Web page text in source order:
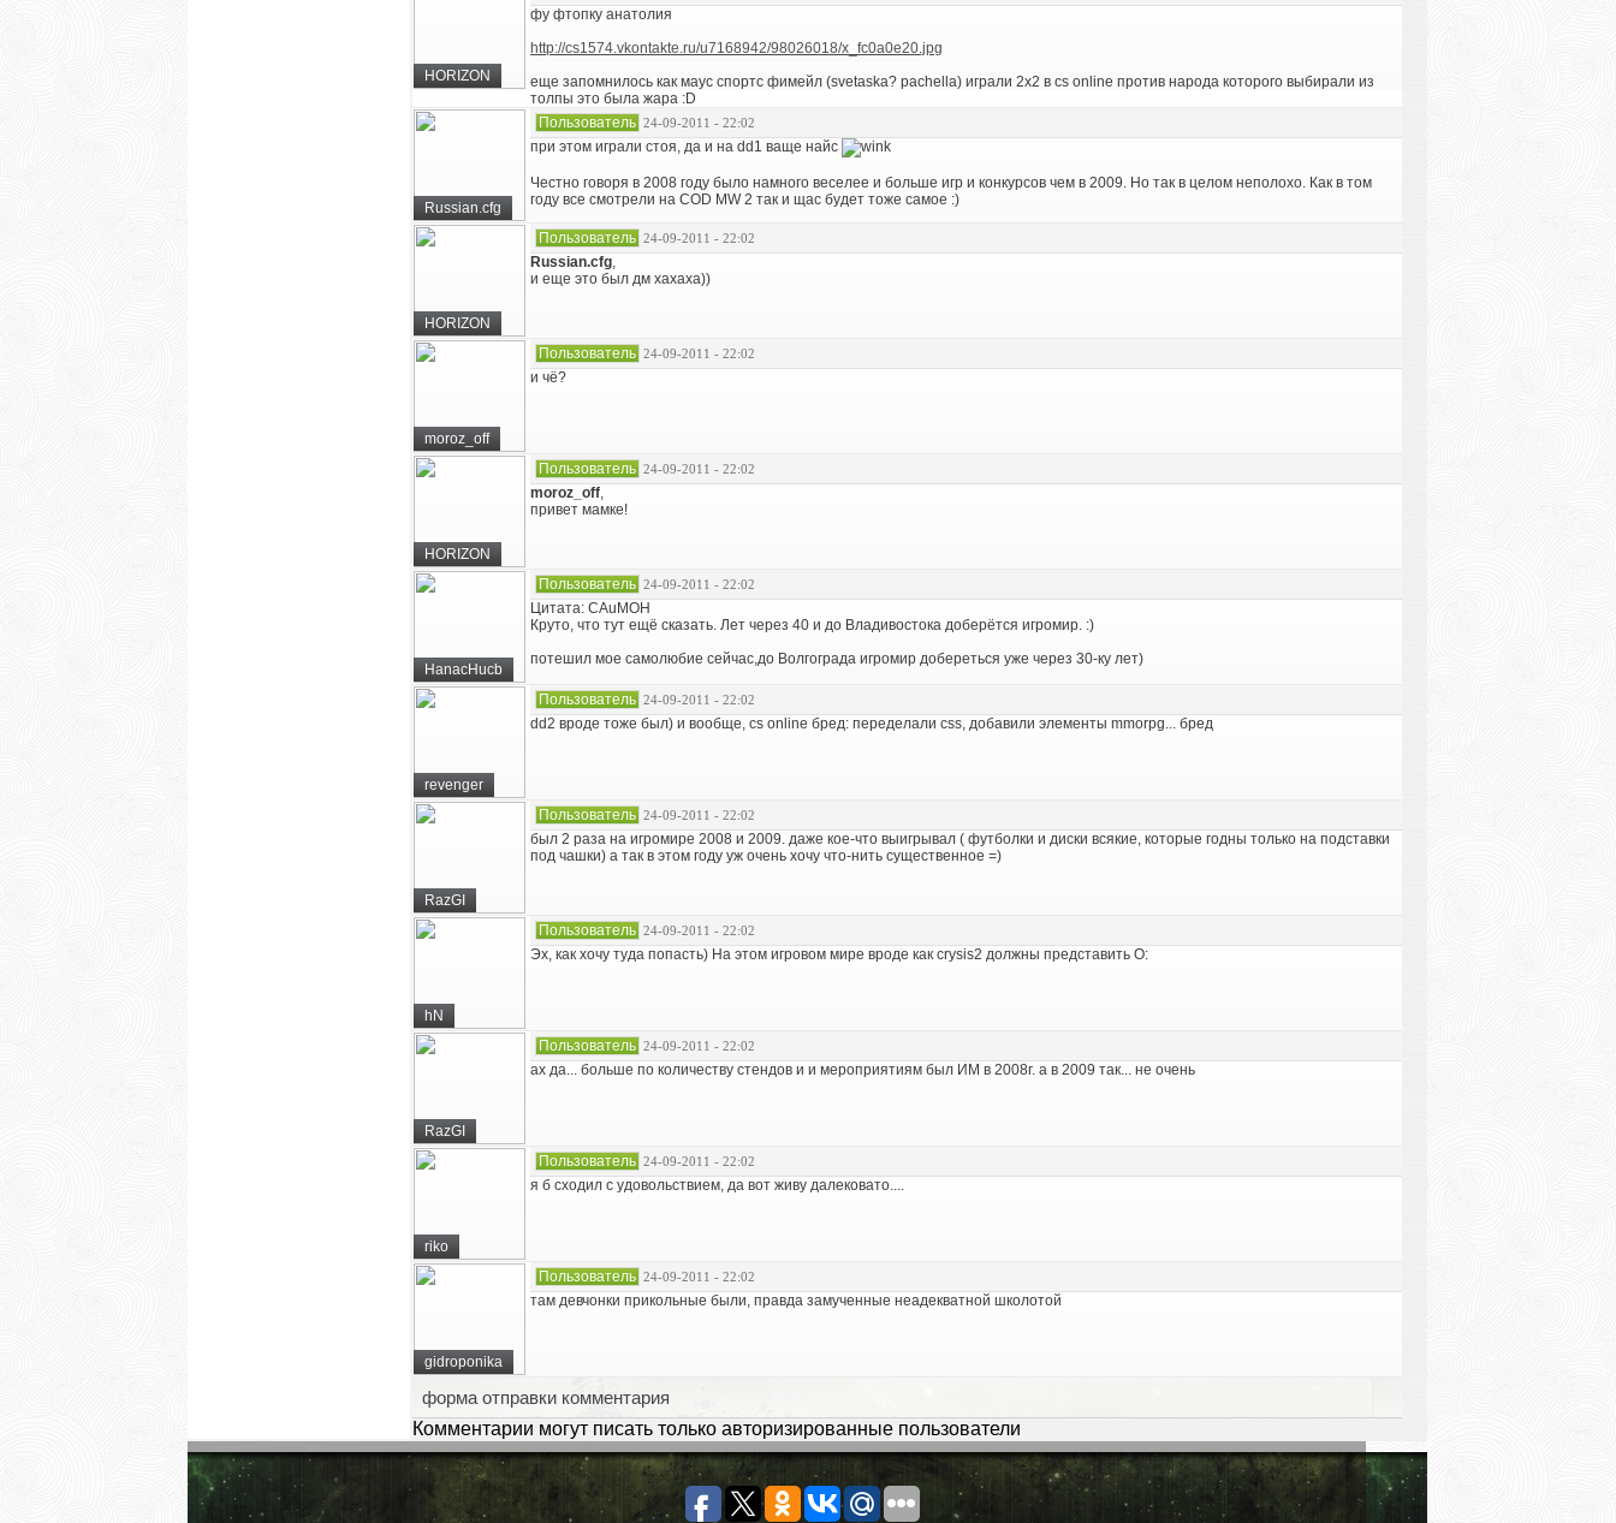
HORIZON
фу фтопку анатолия
http://cs1574.vkontakte.ru/u7168942/98026018/x_fc0a0e20.jpg
еще запомнилось как маус спортс фимейл (svetaska? pachella) играли 2x2 в cs online против народа которого выбирали из
толпы это была жара :D
Russian.cfg
Пользователь 24-09-2011 - 22:02
при этом играли стоя, да и на dd1 ваще найс
Честно говоря в 2008 году было намного веселее и больше игр и конкурсов чем в 2009. Но так в целом неполохо. Как в том
году все смотрели на COD MW 2 так и щас будет тоже самое :)
HORIZON
Пользователь 24-09-2011 - 22:02
Russian.cfg,
и еще это был дм хахаха))
moroz_off
Пользователь 24-09-2011 - 22:02
и чё?
HORIZON
Пользователь 24-09-2011 - 22:02
moroz_off,
привет мамке!
HanacHucb
Пользователь 24-09-2011 - 22:02
Цитата: CAuMOH
Круто, что тут ещё сказать. Лет через 40 и до Владивостока доберётся игромир. :)
потешил мое самолюбие сейчас,до Волгограда игромир добереться уже через 30-ку лет)
revenger
Пользователь 24-09-2011 - 22:02
dd2 вроде тоже был) и вообще, cs online бред: переделали css, добавили элементы mmorpg... бред
RazGI
Пользователь 24-09-2011 - 22:02
был 2 раза на игромире 2008 и 2009. даже кое-что выигрывал ( футболки и диски всякие, которые годны только на подставки
под чашки) а так в этом году уж очень хочу что-нить существенное =)
hN
Пользователь 24-09-2011 - 22:02
Эх, как хочу туда попасть) На этом игровом мире вроде как crysis2 должны представить O:
RazGI
Пользователь 24-09-2011 - 22:02
ах да... больше по количеству стендов и и мероприятиям был ИМ в 2008г. а в 2009 так... не очень
riko
Пользователь 24-09-2011 - 22:02
я б сходил с удовольствием, да вот живу далековато....
gidroponika
Пользователь 24-09-2011 - 22:02
там девчонки прикольные были, правда замученные неадекватной школотой
форма отправки комментария
Комментарии могут писать только авторизированные пользователи